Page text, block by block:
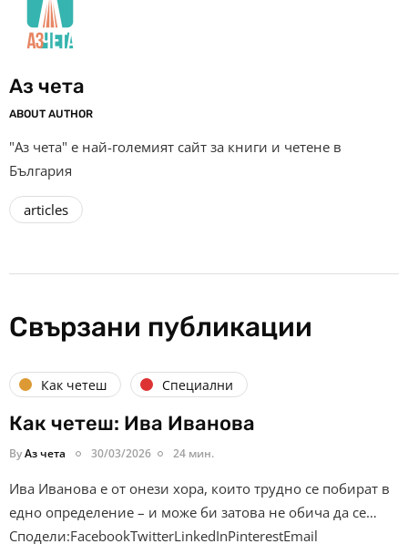
Аз чета
ABOUT AUTHOR
"Аз чета" е най-големият сайт за книги и четене в
България
articles
Свързани публикации
Как четеш Специални
Как четеш: Ива Иванова
ByАз чета 30/03/2026 24 мин.
Ива Иванова е от онези хора, които трудно се побират в
едно определение – и може би затова не обича да се…
Сподели:FacebookTwitterLinkedInPinterestEmail